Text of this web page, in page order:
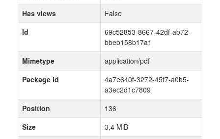
Has views
False
Id
69c52853-8667-42df-ab72-
bbeb158b17a1
Mimetype
application/pdf
Package id
4a7e640f-3272-45f7-a0b5-
a3ec2d1c7809
Position
136
Size
3,4 MiB